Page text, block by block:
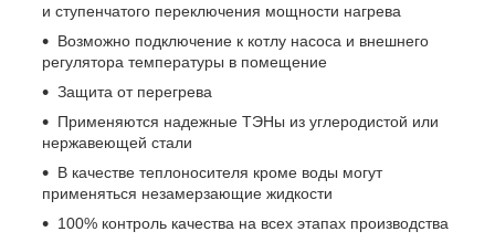
и ступенчатого переключения мощности нагрева
Возможно подключение к котлу насоса и внешнего
регулятора температуры в помещение
Защита от перегрева
Применяются надежные ТЭНы из углеродистой или
нержавеющей стали
В качестве теплоносителя кроме воды могут
применяться незамерзающие жидкости
100% контроль качества на всех этапах производства